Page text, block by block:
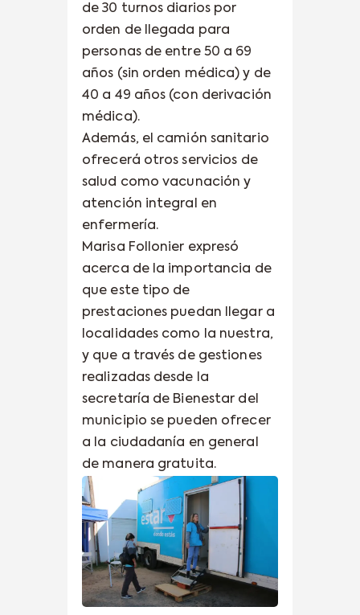
de 30 turnos diarios por
orden de llegada para
personas de entre 50 a 69
años (sin orden médica) y de
40 a 49 años (con derivación
médica).
Además, el camión sanitario
ofrecerá otros servicios de
salud como vacunación y
atención integral en
enfermería.
Marisa Follonier expresó
acerca de la importancia de
que este tipo de
prestaciones puedan llegar a
localidades como la nuestra,
y que a través de gestiones
realizadas desde la
secretaría de Bienestar del
municipio se pueden ofrecer
a la ciudadanía en general
de manera gratuita.